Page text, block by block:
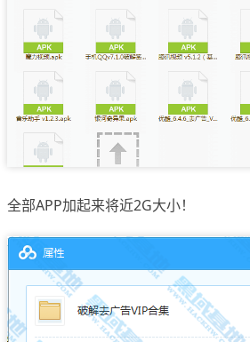
全部APP加起来将近2G大小！